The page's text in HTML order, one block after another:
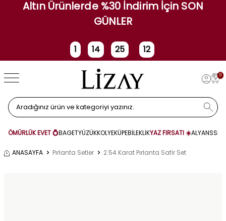
Altın Ürünlerde %30 İndirim İçin SON
GÜNLER
1
Gün
14
Saat
25 11
0
ÖMÜRLÜK EVET 💍BAGETYÜZÜKKOLYEKÜPEBİLEKLİKYAZ FIRSATI ☀️ALYANS
ANASAYFA Pırlanta Setler 2.54 Karat Pırlanta Safir Set